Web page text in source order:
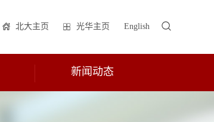
北大主页 光华主页 English
新闻动态